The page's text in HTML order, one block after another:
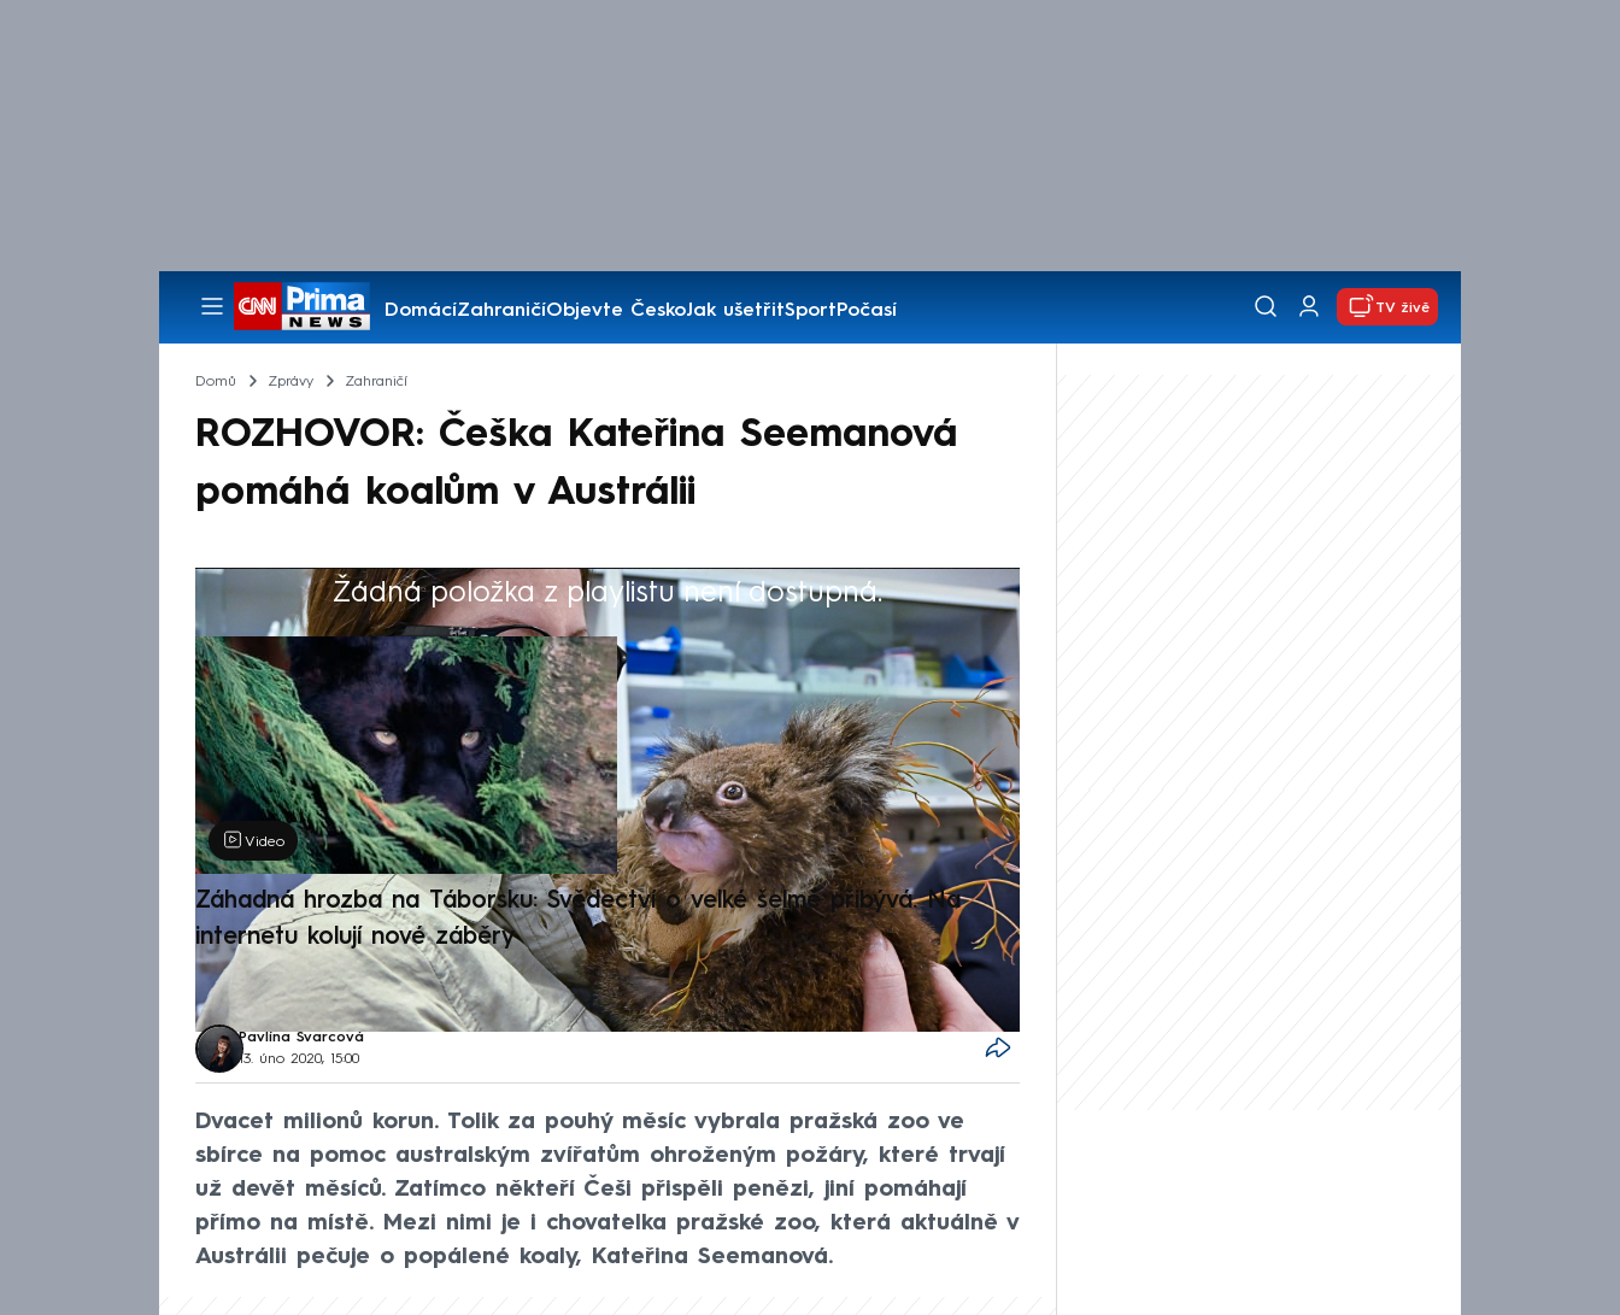
DomácíZahraničíObjevte ČeskoJak ušetřitSportPočasí
Pořady
TV živě
Domů Zprávy Zahraničí
ROZHOVOR: Češka Kateřina Seemanová
pomáhá koalům v Austrálii
Žádná položka z playlistu není dostupná.
Výběr redakce
Video
Záhadná hrozba na Táborsku: Svědectví o velké šelmě přibývá. Na
internetu kolují nové záběry
Pavlína Švarcová
13. úno 2020, 15:00
Dvacet milionů korun. Tolik za pouhý měsíc vybrala pražská zoo ve
sbírce na pomoc australským zvířatům ohroženým požáry, které trvají
už devět měsíců. Zatímco někteří Češi přispěli penězi, jiní pomáhají
přímo na místě. Mezi nimi je i chovatelka pražské zoo, která aktuálně v
Austrálii pečuje o popálené koaly, Kateřina Seemanová.